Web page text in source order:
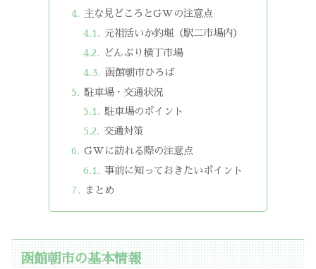
主な見どころとGWの注意点
元祖活いか釣堀（駅二市場内）
どんぶり横丁市場
函館朝市ひろば
駐車場・交通状況
駐車場のポイント
交通対策
GWに訪れる際の注意点
事前に知っておきたいポイント
まとめ
函館朝市の基本情報